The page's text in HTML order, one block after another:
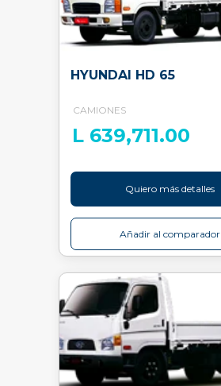
HYUNDAI HD 65
CAMIONES
L 639,711.00
Quiero más detalles
Añadir al comparador